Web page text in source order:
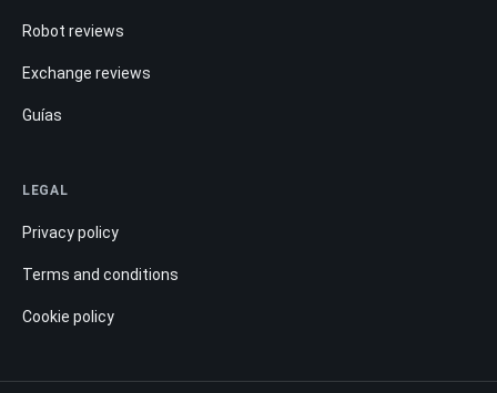
Robot reviews
Exchange reviews
Guías
LEGAL
Privacy policy
Terms and conditions
Cookie policy